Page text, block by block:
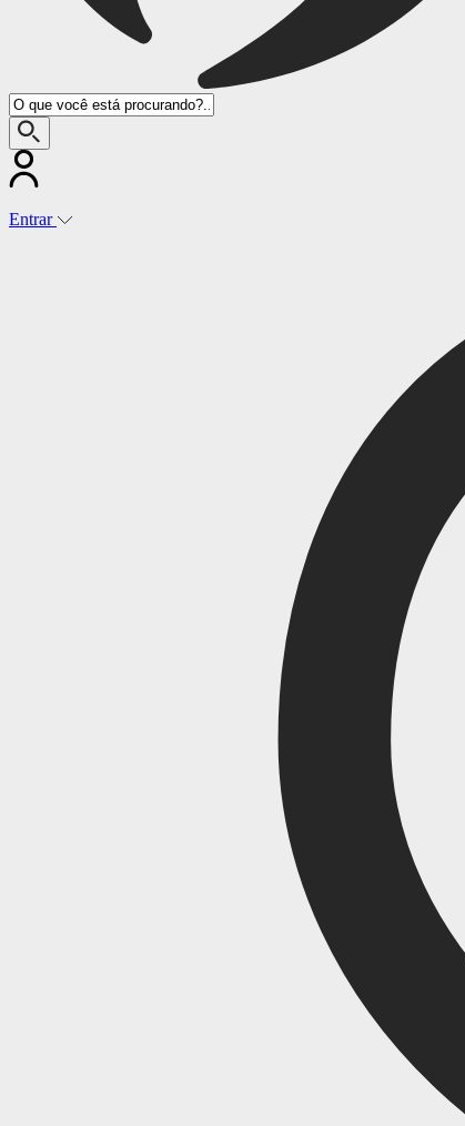
Entrar